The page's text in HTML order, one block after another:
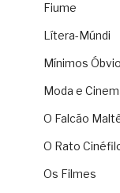
Fiume
Lítera-Múndi
Mínimos
Moda e
O Falcão
O Rato
Os Filmes